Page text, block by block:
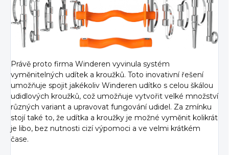
Právě proto firma Winderen vyvinula systém
vyměnitelných udítek a kroužků. Toto inovativní řešení
umožňuje spojit jakékoliv Winderen udítko s celou škálou
udidlových kroužků, což umožňuje vytvořit velké množství
různých variant a upravovat fungování udidel. Za zmínku
stojí také to, že udítka a kroužky je možné vyměnit kolikrát
je libo, bez nutnosti cizí výpomoci a ve velmi krátkém
čase.